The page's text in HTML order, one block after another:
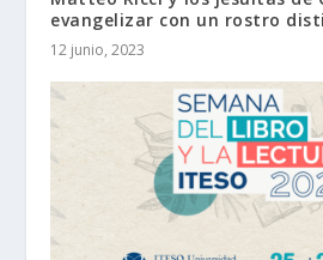
evangelizar con un rostro
12 junio, 2023